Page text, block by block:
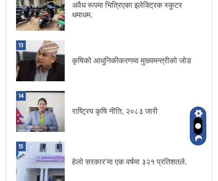
अवैध रूपमा भित्रिएका इलेक्ट्रिक स्कुटर
धमाधम.
13
कृषिको आधुनिकीकरणमा मुख्यमन्त्रीको जोड
14
राष्ट्रिय कृषि नीति, २०८३ जारी
15
हेलो सरकार’मा एक वर्षमा ३२१ प्रतिशतले.